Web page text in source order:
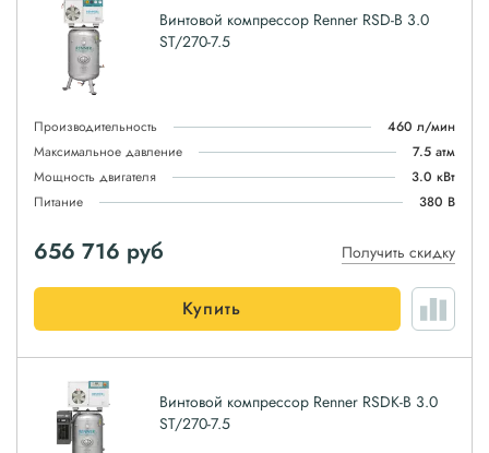
Винтовой компрессор Renner RSD-B 3.0
ST/270-7.5
Производительность
460 л/мин
Максимальное давление
7.5 атм
Мощность двигателя
3.0 кВт
Питание
380 В
656 716 руб Получить скидку
Купить
Винтовой компрессор Renner RSDK-B 3.0
ST/270-7.5